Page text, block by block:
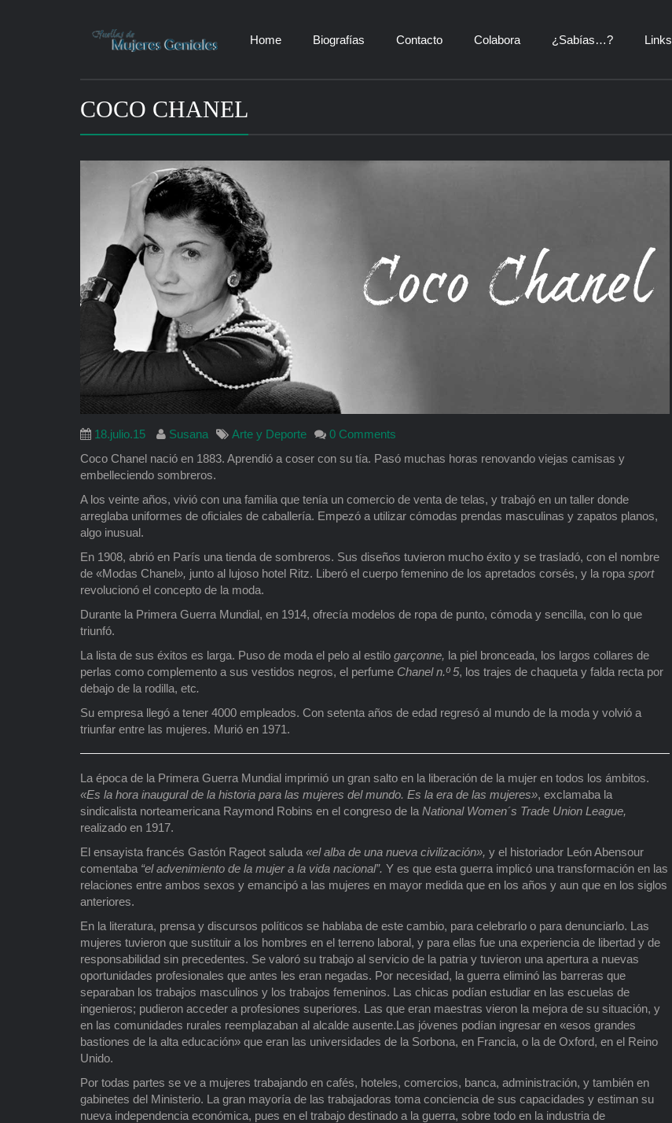
Home Biografías Contacto Colabora ¿Sabías…? Links
COCO CHANEL
18.julio.15 Susana Arte y Deporte
0 Comments
Coco Chanel nació en 1883. Aprendió a coser con su tía. Pasó muchas horas renovando viejas camisas y
embelleciendo sombreros.
A los veinte años, vivió con una familia que tenía un comercio de venta de telas, y trabajó en un taller donde
arreglaba uniformes de oficiales de caballería. Empezó a utilizar cómodas prendas masculinas y zapatos planos,
algo inusual.
En 1908, abrió en París una tienda de sombreros. Sus diseños tuvieron mucho éxito y se trasladó, con el nombre
de «Modas Chanel», junto al lujoso hotel Ritz. Liberó el cuerpo femenino de los apretados corsés, y la ropa sport
revolucionó el concepto de la moda.
Durante la Primera Guerra Mundial, en 1914, ofrecía modelos de ropa de punto, cómoda y sencilla, con lo que
triunfó.
La lista de sus éxitos es larga. Puso de moda el pelo al estilo garçonne, la piel bronceada, los largos collares de
perlas como complemento a sus vestidos negros, el perfume Chanel n.º 5, los trajes de chaqueta y falda recta por
debajo de la rodilla, etc.
Su empresa llegó a tener 4000 empleados. Con setenta años de edad regresó al mundo de la moda y volvió a
triunfar entre las mujeres. Murió en 1971.
La época de la Primera Guerra Mundial imprimió un gran salto en la liberación de la mujer en todos los ámbitos.
«Es la hora inaugural de la historia para las mujeres del mundo. Es la era de las mujeres», exclamaba la
sindicalista norteamericana Raymond Robins en el congreso de la National Women´s Trade Union League,
realizado en 1917.
El ensayista francés Gastón Rageot saluda «el alba de una nueva civilización», y el historiador León Abensour
comentaba “el advenimiento de la mujer a la vida nacional”. Y es que esta guerra implicó una transformación en las
relaciones entre ambos sexos y emancipó a las mujeres en mayor medida que en los años y aun que en los siglos
anteriores.
En la literatura, prensa y discursos políticos se hablaba de este cambio, para celebrarlo o para denunciarlo. Las
mujeres tuvieron que sustituir a los hombres en el terreno laboral, y para ellas fue una experiencia de libertad y de
responsabilidad sin precedentes. Se valoró su trabajo al servicio de la patria y tuvieron una apertura a nuevas
oportunidades profesionales que antes les eran negadas. Por necesidad, la guerra eliminó las barreras que
separaban los trabajos masculinos y los trabajos femeninos. Las chicas podían estudiar en las escuelas de
ingenieros; pudieron acceder a profesiones superiores. Las que eran maestras vieron la mejora de su situación, y
en las comunidades rurales reemplazaban al alcalde ausente.Las jóvenes podían ingresar en «esos grandes
bastiones de la alta educación» que eran las universidades de la Sorbona, en Francia, o la de Oxford, en el Reino
Unido.
Por todas partes se ve a mujeres trabajando en cafés, hoteles, comercios, banca, administración, y también en
gabinetes del Ministerio. La gran mayoría de las trabajadoras toma conciencia de sus capacidades y estiman su
nueva independencia económica, pues en el trabajo destinado a la guerra, sobre todo en la industria de